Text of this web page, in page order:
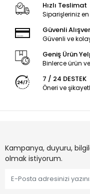
Hızlı Teslimat
Siparişleriniz en
Güvenli
Güvenli ve
Geniş Ürün
Binlerce ürün
7 / 24 DESTEK
Öneri ve
Kampanya, duyuru,
olmak istiyorum.